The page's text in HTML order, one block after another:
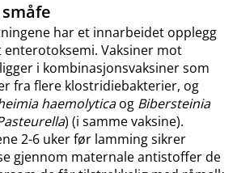
har et innarbeidet opplegg
Vaksiner mot
i kombinasjonsvaksiner som
fra flere klostridiebakterier, og
haemolyticaog Bibersteinia
) (i samme vaksine).
2-6 uker før lamming sikrer
gjennom maternale antistoffer de